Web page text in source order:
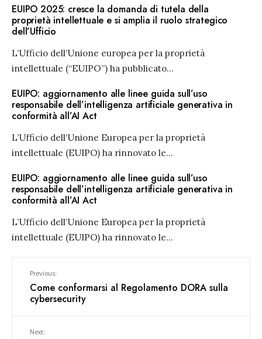
EUIPO 2025: cresce la domanda di tutela della
proprietà intellettuale e si amplia il ruolo strategico
dell’Ufficio
L’Ufficio dell’Unione europea per la proprietà
intellettuale (“EUIPO”) ha pubblicato...
EUIPO: aggiornamento alle linee guida sull’uso
responsabile dell’intelligenza artificiale generativa in
conformità all’AI Act
L’Ufficio dell’Unione Europea per la proprietà
intellettuale (EUIPO) ha rinnovato le...
EUIPO: aggiornamento alle linee guida sull’uso
responsabile dell’intelligenza artificiale generativa in
conformità all’AI Act
L’Ufficio dell’Unione Europea per la proprietà
intellettuale (EUIPO) ha rinnovato le...
Previous:
Come conformarsi al Regolamento DORA sulla
cybersecurity
Next: